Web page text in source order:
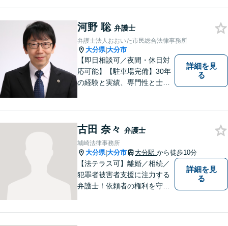
河野 聡 弁護士
弁護士法人おおいた市民総合法律事務所
大分県|大分市
【即日相談可／夜間・休日対
応可能】【駐車場完備】30年
の経験と実績、専門性と士業
ニーズに応えます。常に市民
に身近で親しみやすい弁護士
であり続けます。
詳細を見
る
古田 奈々 弁護士
城崎法律事務所
大分県|大分市 大分駅 から徒歩10分
【法テラス可】離婚／相続／
犯罪者被害者支援に注力する
弁護士！依頼者の権利を守
詳細を見
る